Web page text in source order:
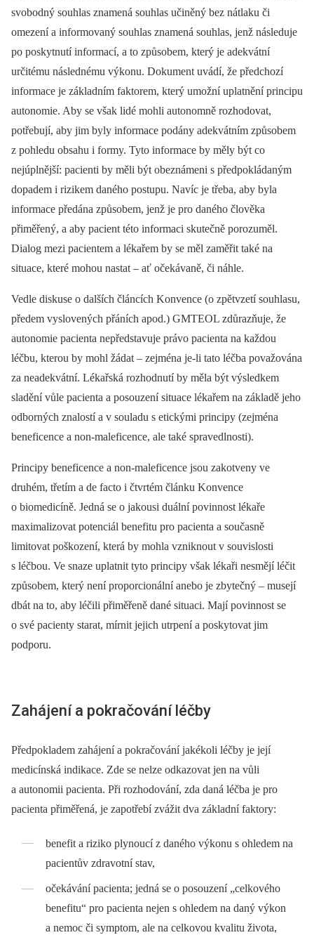
svobodný souhlas znamená souhlas učiněný bez nátlaku či
omezení a informovaný souhlas znamená souhlas, jenž následuje
po poskytnutí informací, a to způsobem, který je adekvátní
určitému následnému výkonu. Dokument uvádí, že předchozí
informace je základním faktorem, který umožní uplatnění principu
autonomie. Aby se však lidé mohli autonomně rozhodovat,
potřebují, aby jim byly informace podány adekvátním způsobem
z pohledu obsahu i formy. Tyto informace by měly být co
nejúplnější: pacienti by měli být obeznámeni s předpokládaným
dopadem i rizikem daného postupu. Navíc je třeba, aby byla
informace předána způsobem, jenž je pro daného člověka
přiměřený, a aby pacient této informaci skutečně porozuměl.
Dialog mezi pacientem a lékařem by se měl zaměřit také na
situace, které mohou nastat –⁠ ať očekávaně, či náhle.
Vedle diskuse o dalších článcích Konvence (o zpětvzetí souhlasu,
předem vyslovených přáních apod.) GMTEOL zdůrazňuje, že
autonomie pacienta nepředstavuje právo pacienta na každou
léčbu, kterou by mohl žádat –⁠ zejména je-li tato léčba považována
za neadekvátní. Lékařská rozhodnutí by měla být výsledkem
sladění vůle pacienta a posouzení situace lékařem na základě jeho
odborných znalostí a v souladu s etickými principy (zejména
beneficence a non-maleficence, ale také spravedlnosti).
Principy beneficence a non-maleficence jsou zakotveny ve
druhém, třetím a de facto i čtvrtém článku Konvence
o biomedicíně. Jedná se o jakousi duální povinnost lékaře
maximalizovat potenciál benefitu pro pacienta a současně
limitovat poškození, která by mohla vzniknout v souvislosti
s léčbou. Ve snaze uplatnit tyto principy však lékaři nesmějí léčit
způsobem, který není proporcionální anebo je zbytečný –⁠ musejí
dbát na to, aby léčili přiměřeně dané situaci. Mají povinnost se
o své pacienty starat, mírnit jejich utrpení a poskytovat jim
podporu.
Zahájení a pokračování léčby
Předpokladem zahájení a pokračování jakékoli léčby je její
medicínská indikace. Zde se nelze odkazovat jen na vůli
a autonomii pacienta. Při rozhodování, zda daná léčba je pro
pacienta přiměřená, je zapotřebí zvážit dva základní faktory:
benefit a riziko plynoucí z daného výkonu s ohledem na
pacientův zdravotní stav,
očekávání pacienta; jedná se o posouzení „celkového
benefitu“ pro pacienta nejen s ohledem na daný výkon
a nemoc či symptom, ale na celkovou kvalitu života,